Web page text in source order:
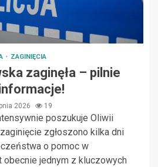
ZAGINIĘCIA
zaginęła – pilnie
2026 19
poszukuje Oliwii
zgłoszono kilka dni
o pomoc w
jednym z kluczowych